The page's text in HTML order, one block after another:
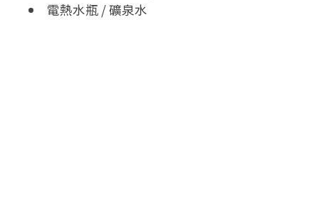
電熱水瓶 / 礦泉水